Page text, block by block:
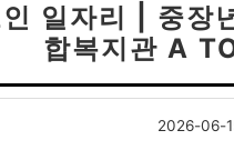
일자리 | 중장
합복지관 A
2026-06-